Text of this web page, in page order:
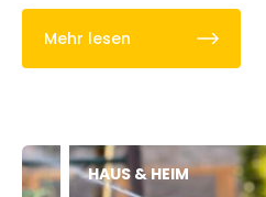
Mehr lesen
HAUS & HEIM